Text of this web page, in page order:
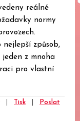
reálné
normy
nejlepší způsob,
z mnoha
pro vlastní
Tisk
Poslat